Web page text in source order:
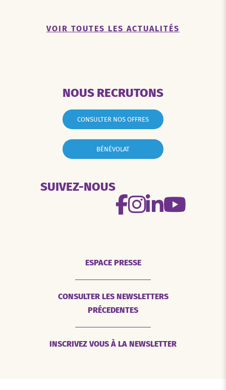
VOIR TOUTES LES ACTUALITÉS
NOUS RECRUTONS
CONSULTER NOS OFFRES
BÉNÉVOLAT
SUIVEZ-NOUS
ESPACE PRESSE
CONSULTER LES NEWSLETTERS
PRÉCEDENTES
INSCRIVEZ VOUS À LA NEWSLETTER